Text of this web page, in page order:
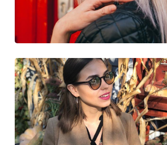
22
115 g
Naselli regolabili:
Sì
Accessori
Custodia:
Sì
Panno per pulizia:
Sì
Altro
Sesso: